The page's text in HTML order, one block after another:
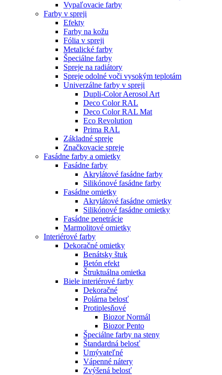
Vypaľovacie farby
Farby v spreji
Efekty
Farby na kožu
Fólia v spreji
Metalické farby
Špeciálne farby
Spreje na radiátory
Spreje odolné voči vysokým teplotám
Univerzálne farby v spreji
Dupli-Color Aerosol Art
Deco Color RAL
Deco Color RAL Mat
Eco Revolution
Prima RAL
Základné spreje
Značkovacie spreje
Fasádne farby a omietky
Fasádne farby
Akrylátové fasádne farby
Silikónové fasádne farby
Fasádne omietky
Akrylátové fasádne omietky
Silikónové fasádne omietky
Fasádne penetrácie
Marmolitové omietky
Interiérové farby
Dekoračné omietky
Benátsky štuk
Betón efekt
Štruktuálna omietka
Biele interiérové farby
Dekoračné
Polárna belosť
Protiplesňové
Biozor Normál
Biozor Pento
Špeciálne farby na steny
Štandardná belosť
Umývateľné
Vápenné nátery
Zvýšená belosť